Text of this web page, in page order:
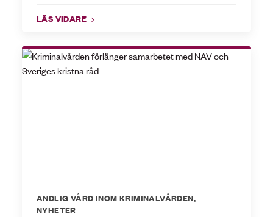
LÄS VIDARE
ANDLIG VÅRD INOM KRIMINALVÅRDEN,
NYHETER